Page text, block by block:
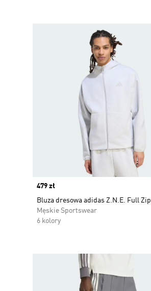
Price
479 zł
Bluza dresowa adidas Z.N.E. Full Zip
Męskie Sportswear
6 kolory